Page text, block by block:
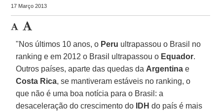
17 Março 2013
"Nos últimos 10 anos, o Peru ultrapassou o Brasil no
ranking e em 2012 o Brasil ultrapassou o Equador.
Outros países, aparte das quedas da Argentinae
Costa Rica, se mantiveram estáveis no ranking, o
que não é uma boa notícia para o Brasil: a
desaceleração do crescimento do
IDHdo país é mais